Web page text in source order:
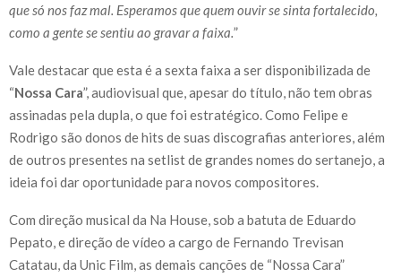
que só nos faz mal. Esperamos que quem ouvir se sinta fortalecido,
como a gente se sentiu ao gravar a faixa.”
Vale destacar que esta é a sexta faixa a ser disponibilizada de
“Nossa Cara”, audiovisual que, apesar do título, não tem obras
assinadas pela dupla, o que foi estratégico. Como Felipe e
Rodrigo são donos de hits de suas discografias anteriores, além
de outros presentes na setlist de grandes nomes do sertanejo, a
ideia foi dar oportunidade para novos compositores.
Com direção musical da Na House, sob a batuta de Eduardo
Pepato, e direção de vídeo a cargo de Fernando Trevisan
Catatau, da Unic Film, as demais canções de “Nossa Cara”